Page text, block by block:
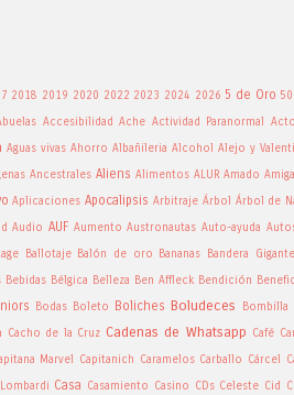
2018 2019 2020 2022 2023 2024 2026 5 de Oro
Accesibilidad Ache Actividad Paranormal
Aguas vivas Ahorro Albañileria Alcohol Alejo y
Ancestrales Aliens Alimentos ALUR Amado
Aplicaciones Apocalipsis Arbitraje Árbol Árbol de
Audio AUF Aumento Austronautas Auto-ayuda
Ballotaje Balón de oro Bananas Bandera Gigante
Bebidas Bélgica Belleza Ben Affleck Bendición
Bodas Boleto Boliches Boludeces Bombilla
Cacho de la Cruz Cadenas de Whatsapp Café
Marvel Capitanich Caramelos Carballo Cárcel
Casa Casamiento Casino CDs Celeste Cid